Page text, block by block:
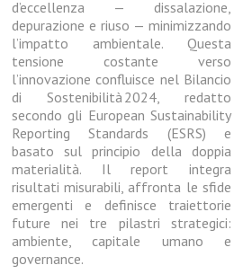
d’eccellenza — dissalazione,
depurazione e riuso — minimizzando
l’impatto ambientale. Questa
tensione costante verso
l’innovazione confluisce nel Bilancio
di Sostenibilità 2024, redatto
secondo gli European Sustainability
Reporting Standards (ESRS) e
basato sul principio della doppia
materialità. Il report integra
risultati misurabili, affronta le sfide
emergenti e definisce traiettorie
future nei tre pilastri strategici:
ambiente, capitale umano e
governance.